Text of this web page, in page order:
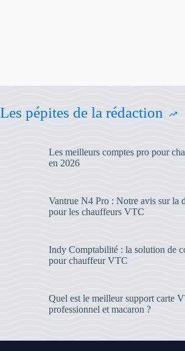
Les pépites de la rédaction
Les meilleurs comptes pro pour
en 2026
Vantrue N4 Pro : Notre avis sur la
pour les chauffeurs VTC
Indy Comptabilité : la solution de
pour chauffeur VTC
Quel est le meilleur support carte
professionnel et macaron ?